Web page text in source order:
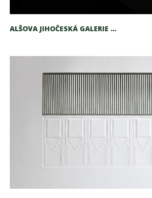
ALŠOVA JIHOČESKÁ GALERIE ...